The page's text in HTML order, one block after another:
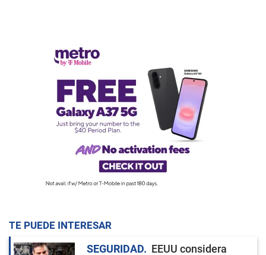
TE PUEDE INTERESAR
SEGURIDAD
EEUU considera